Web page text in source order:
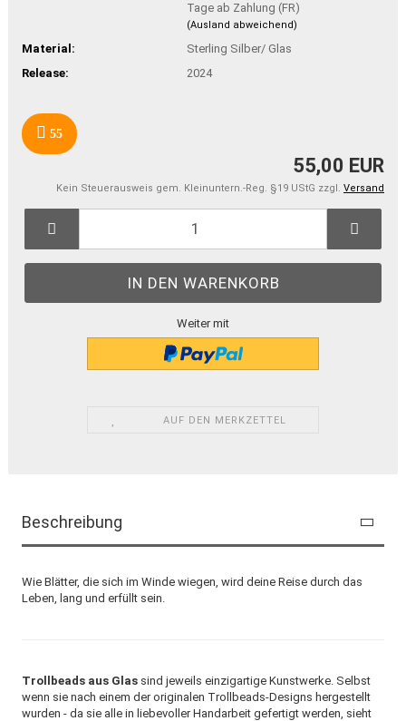
Tage ab Zahlung (FR)
(Ausland abweichend)
Material:
Sterling Silber/ Glas
Release:
2024
55
55,00 EUR
Kein Steuerausweis gem. Kleinuntern.-Reg. §19 UStG zzgl. Versand
Weiter mit
AUF DEN MERKZETTEL
Beschreibung
Wie Blätter, die sich im Winde wiegen, wird deine Reise durch das
Leben, lang und erfüllt sein.
Trollbeads aus Glas sind jeweils einzigartige Kunstwerke. Selbst
wenn sie nach einem der originalen Trollbeads-Designs hergestellt
wurden - da sie alle in liebevoller Handarbeit gefertigt werden, sieht